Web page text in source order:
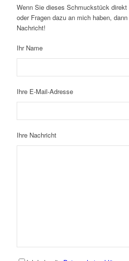
Wenn Sie dieses Schmuckstück
oder Fragen dazu an mich haben,
Nachricht!
Ihr Name
Ihre E-Mail-Adresse
Ihre Nachricht